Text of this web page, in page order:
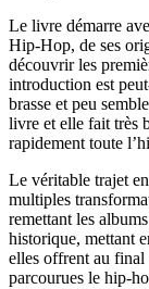
Le livre démarre
Hip-Hop, de ses
découvrir les
introduction est
brasse et peu
livre et elle fait très
rapidement toute
Le véritable trajet
multiples
remettant les
historique, mettant
elles offrent au final
parcourues le hip-